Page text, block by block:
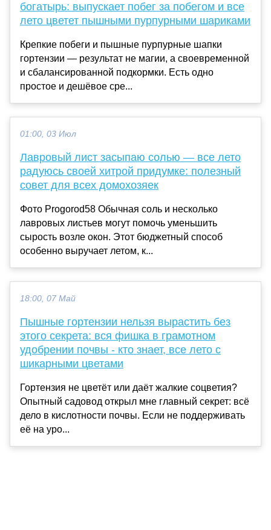
богатырь: выпускает побег за побегом и все
лето цветет пышными пурпурными шариками
Крепкие побеги и пышные пурпурные шапки
гортензии — результат не магии, а своевременной
и сбалансированной подкормки. Есть одно
простое и дешёвое сре...
01:00, 03 Июл
Лавровый лист засыпаю солью — все лето
радуюсь своей хитрой придумке: полезный
совет для всех домохозяек
Фото Progorod58 Обычная соль и несколько
лавровых листьев могут помочь уменьшить
сырость возле окон. Этот бюджетный способ
особенно выручает летом, к...
18:00, 07 Май
Пышные гортензии нельзя вырастить без
этого секрета: вся фишка в грамотном
удобрении почвы - кто знает, все лето с
шикарными цветами
Гортензия не цветёт или даёт жалкие соцветия?
Опытный садовод открыл мне главный секрет: всё
дело в кислотности почвы. Если не поддерживать
её на уро...